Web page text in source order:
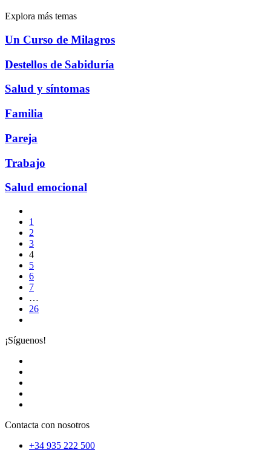
Explora más temas
Un Curso de Milagros
Destellos de Sabiduría
Salud y síntomas
Familia
Pareja
Trabajo
Salud emocional
1
2
3
4
5
6
7
…
26
¡Síguenos!
Contacta con nosotros
+34 935 222 500